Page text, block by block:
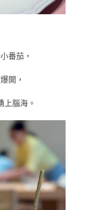
番茄，
開，
上腦海。